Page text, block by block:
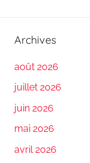
Archives
août 2026
juillet 2026
juin 2026
mai 2026
avril 2026